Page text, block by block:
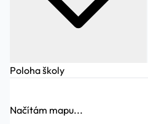
Poloha školy
Načítám mapu...